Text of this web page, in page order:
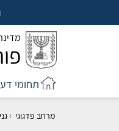
אל
תחומי
מרחב פדגוגי ›